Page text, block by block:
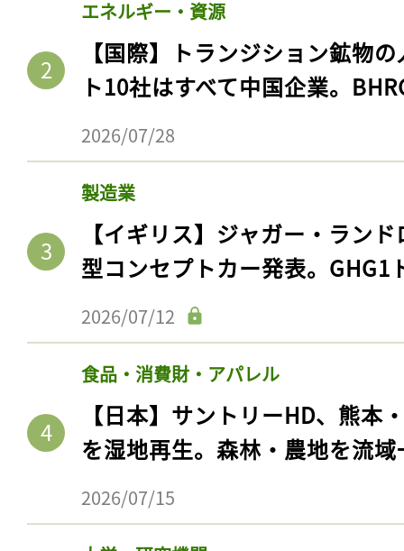
エネルギー・資源
【国際】トランジション鉱物
ト10社はすべて中国企業。
2026/07/28
製造業
【イギリス】ジャガー・ラン
型コンセプトカー発表。GHG1
2026/07/12
食品・消費財・アパレル
【日本】サントリーHD、熊本
を湿地再生。森林・農地を流
2026/07/15